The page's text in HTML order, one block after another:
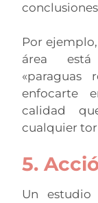
Por
área está
«paraguas
enfocarte
calidad
cualquier
5.
Un